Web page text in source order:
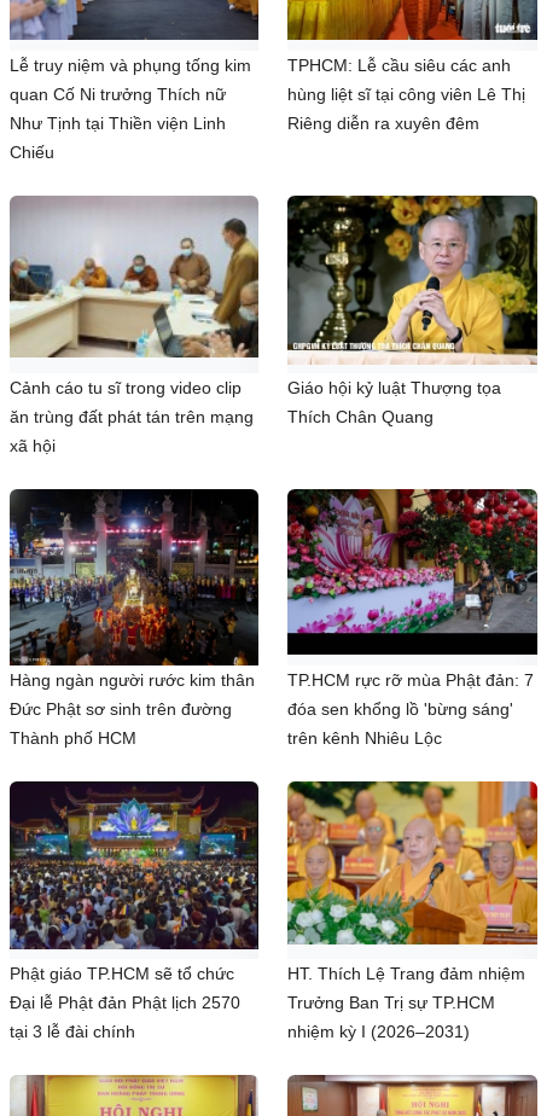
Lễ truy niệm và phụng tống kim
quan Cố Ni trưởng Thích nữ
Như Tịnh tại Thiền viện Linh
Chiếu
TPHCM: Lễ cầu siêu các anh
hùng liệt sĩ tại công viên Lê Thị
Riêng diễn ra xuyên đêm
Cảnh cáo tu sĩ trong video clip
ăn trùng đất phát tán trên mạng
xã hội
Giáo hội kỷ luật Thượng tọa
Thích Chân Quang
Hàng ngàn người rước kim thân
Đức Phật sơ sinh trên đường
Thành phố HCM
TP.HCM rực rỡ mùa Phật đản: 7
đóa sen khổng lồ 'bừng sáng'
trên kênh Nhiêu Lộc
Phật giáo TP.HCM sẽ tổ chức
Đại lễ Phật đản Phật lịch 2570
tại 3 lễ đài chính
HT. Thích Lệ Trang đảm nhiệm
Trưởng Ban Trị sự TP.HCM
nhiệm kỳ I (2026–2031)